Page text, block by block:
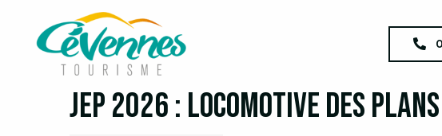
contenu
Home Ik ben ter plaatse
19 september > 20 september
JEP 2026 : Locomotive des